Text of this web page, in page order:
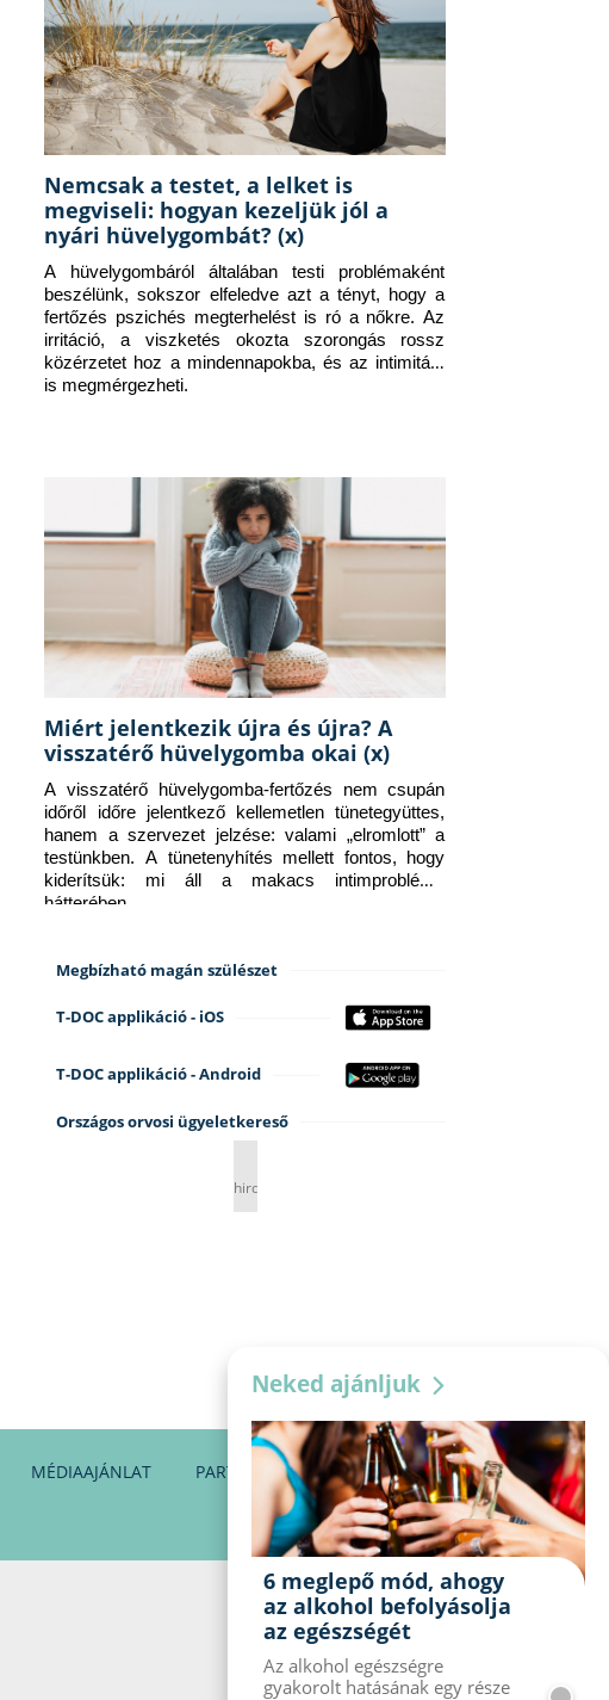
Nemcsak a testet, a lelket is
megviseli: hogyan kezeljük jól a
nyári hüvelygombát? (x)
A hüvelygombáról általában testi problémaként
beszélünk, sokszor elfeledve azt a tényt, hogy a
fertőzés pszichés megterhelést is ró a nőkre. Az
irritáció, a viszketés okozta szorongás rossz
közérzetet hoz a mindennapokba, és az intimitást
is megmérgezheti.
Miért jelentkezik újra és újra? A
visszatérő hüvelygomba okai (x)
A visszatérő hüvelygomba-fertőzés nem csupán
időről időre jelentkező kellemetlen tünetegyüttes,
hanem a szervezet jelzése: valami „elromlott” a
testünkben. A tünetenyhítés mellett fontos, hogy
kiderítsük: mi áll a makacs intimprobléma
hátterében.
Megbízható magán szülészet
T-DOC applikáció - iOS
T-DOC applikáció - Android
Országos orvosi ügyeletkereső
hirdetés
MÉDIAAJÁNLAT PARTNEREINK KAPCSOLAT
Neked ajánljuk
6 meglepő mód, ahogy
az alkohol befolyásolja
az egészségét
Az alkohol egészségre
gyakorolt ​​hatásának egy része